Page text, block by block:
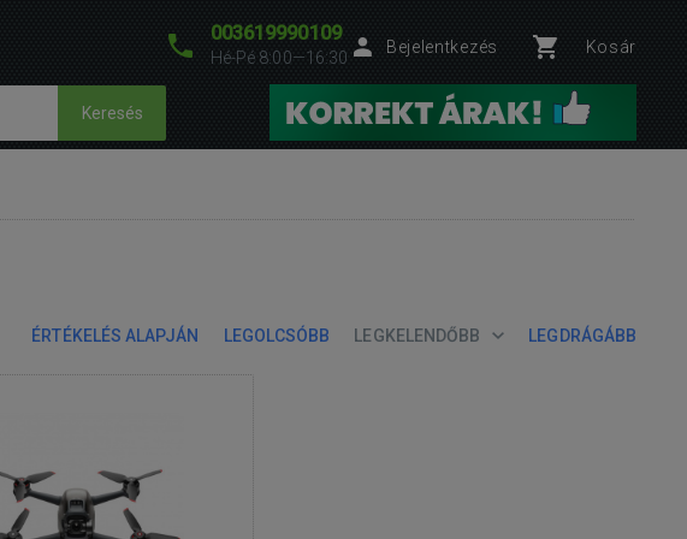
003619990109
Hé-Pé 8:00—16:30
Bejelentkezés Kosár
Keresés
ÉRTÉKELÉS ALAPJÁN LEGOLCSÓBB LEGKELENDŐBB LEGDRÁGÁBB